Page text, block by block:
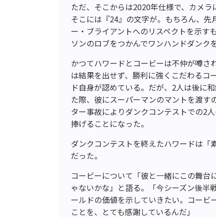
ただ、そこからは2020年仕様で、カメラ
そこには『24』の文字が。もちろん、
ー・ブライアントへのリスペクトを示す
ソンのロブをつかんでワンハンドダンク
かつてハワードとコービーは不仲が噂さ
は結果を出せず、勝利に強くこだわるコ
ド自身が認めている。だが、2人は後に
た際、彼にスーパーマンのマントを渡す
ター事故によりダンクコンテストでの2
捧げることになった。
ダンクコンテストを終えたハワードは
だった。
コービーについて「彼と一緒にこの舞台
ゃないかな」と語る。「今シーズン後半
ールドの価値を示していきたい。コービ
ことを、とても感謝しているんだ」